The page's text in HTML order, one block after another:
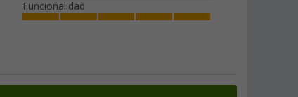
Funcionalidad